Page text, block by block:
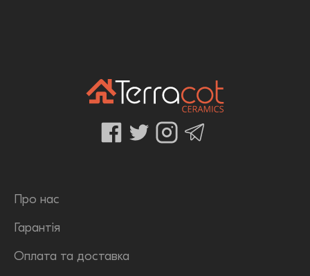
Про нас
Гарантія
Оплата та доставка